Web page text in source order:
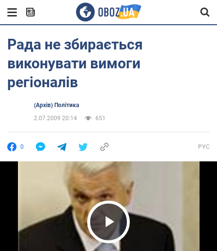
Рада не збирається
виконувати вимоги
регіоналів
(Архів) Політика
2.07.2009 20:14
651
0 РУС
Play Video